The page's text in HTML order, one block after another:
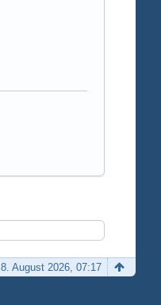
8. August 2026, 07:17